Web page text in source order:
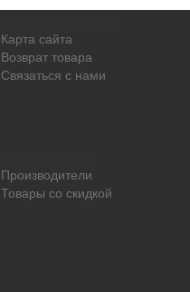
Карта сайта
Возврат товара
Связаться с нами
Производители
Товары со скидкой